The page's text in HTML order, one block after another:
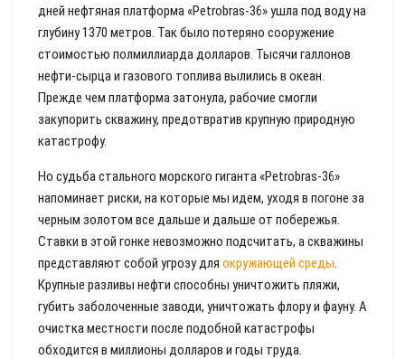
дней нефтяная платформа «Petrobras-36» ушла под воду на
глубину 1370 метров. Так было потеряно сооружение
стоимостью полмиллиарда долларов. Тысячи галлонов
нефти-сырца и газового топлива вылились в океан.
Прежде чем платформа затонула, рабочие смогли
закупорить скважину, предотвратив крупную природную
катастрофу.
Но судьба стального морского гиганта «Petrobras-36»
напоминает риски, на которые мы идем, уходя в погоне за
черным золотом все дальше и дальше от побережья.
Ставки в этой гонке невозможно подсчитать, а скважины
представляют собой угрозу для окружающей среды.
Крупные разливы нефти способны уничтожить пляжи,
губить заболоченные заводи, уничтожать флору и фауну. А
очистка местности после подобной катастрофы
обходится в миллионы долларов и годы труда.